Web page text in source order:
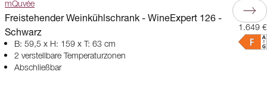
mQuvée
Freistehender Weinkühlschrank - WineExpert 126 -
Schwarz
B: 59,5 x H: 159 x T: 63 cm
2 verstellbare Temperaturzonen
Abschließbar
1.649 €